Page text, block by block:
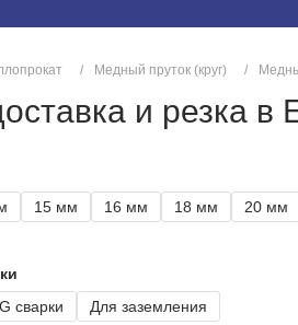
/ Медный пруток (круг) /
и резка в
15 мм 16 мм 18 мм 20 мм
сварки
Для заземления